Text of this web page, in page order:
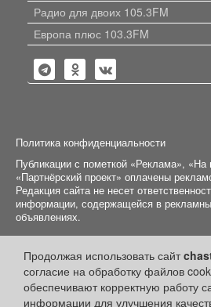
Продолжая использовать сайт
согласие на обработку файлов
обеспечивают корректную работу
информации для улучшения
Радио для двоих 105.3FM
Европа плюс 103.3FM
Политика конфиденциальности
Публикации с пометкой «Реклама»,
«Партнёрский проект» оплачены
Редакция сайта не несет
информации, содержащейся в
объявлениях.
+16 ООО "Частник-